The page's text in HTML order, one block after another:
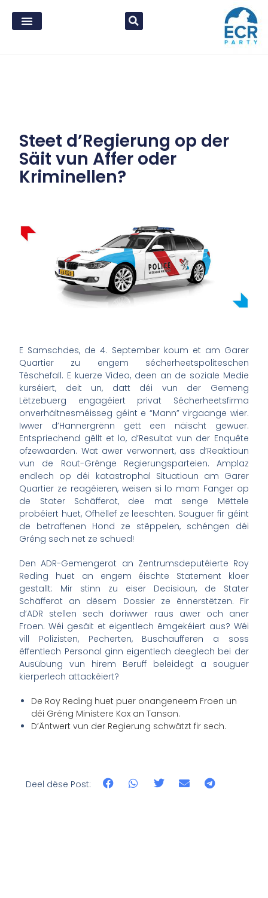
Steet d’Regierung op der
Säit vun Affer oder
Kriminellen?
E Samschdes, de 4. September koum et am Garer
Quartier zu engem sécherheetspoliteschen
Tëschefall. E kuerze Video, deen an de soziale Medie
kurséiert, deit un, datt déi vun der Gemeng
Lëtzebuerg engagéiert privat Sécherheetsfirma
onverhältnesméisseg géint e “Mann” virgaange wier.
Iwwer d’Hannergrënn gëtt een näischt gewuer.
Entspriechend gëllt et lo, d’Resultat vun der Enquête
ofzewaarden. Wat awer verwonnert, ass d’Reaktioun
vun de Rout-Grénge Regierungsparteien. Amplaz
endlech op déi katastrophal Situatioun am Garer
Quartier ze reagéieren, weisen si lo mam Fanger op
de Stater Schäfferot, dee mat senge Mëttele
probéiert huet, Ofhëllef ze leeschten. Souguer fir géint
de betraffenen Hond ze stëppelen, schéngen déi
Gréng sech net ze schued!
Den ADR-Gemengerot an Zentrumsdeputéierte Roy
Reding huet an engem éischte Statement kloer
gestallt: Mir stinn zu eiser Decisioun, de Stater
Schäfferot an dësem Dossier ze ënnerstëtzen. Fir
d’ADR stellen sech doriwwer raus awer och aner
Froen. Wéi gesäit et eigentlech ëmgekéiert aus? Wéi
vill Polizisten, Pecherten, Buschaufferen a soss
ëffentlech Personal ginn eigentlech deeglech bei der
Ausübung vun hirem Beruff beleidegt a souguer
kierperlech attackéiert?
De Roy Reding huet puer onangeneem Froen un
déi Gréng Ministere Kox an Tanson.
D’Äntwert vun der Regierung schwätzt fir sech.
Deel dëse Post: